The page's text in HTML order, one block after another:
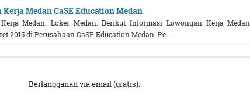
Medan CaSE Education Medan
Medan. Loker Medan. Berikut Informasi Lowongan Kerja Medan
2015 di Perusahaan CaSE Education Medan. Pe ...
Berlangganan via email (gratis):